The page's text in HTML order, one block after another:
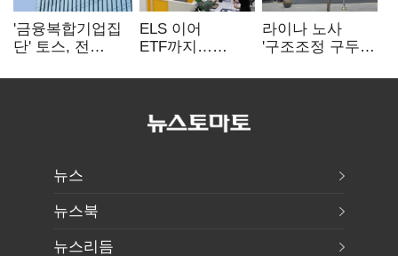
'금융복합기업집
단' 토스, 전
표준화
ELS 이어
ETF까지…
제동 걸린 은행
라이나 노사
'구조조정 구두
뉴스
뉴스북
뉴스리듬